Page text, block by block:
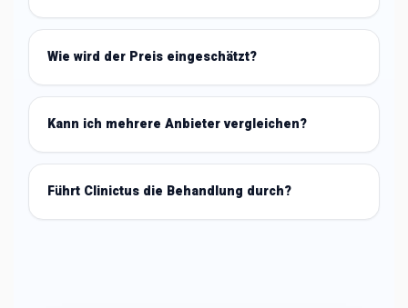
Wie wird der Preis eingeschätzt?
Kann ich mehrere Anbieter vergleichen?
Führt Clinictus die Behandlung durch?